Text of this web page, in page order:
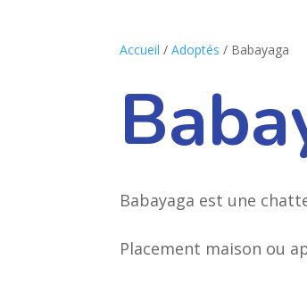
Accueil /Adoptés / Babayaga
Babayaga est une
Placement maison ou